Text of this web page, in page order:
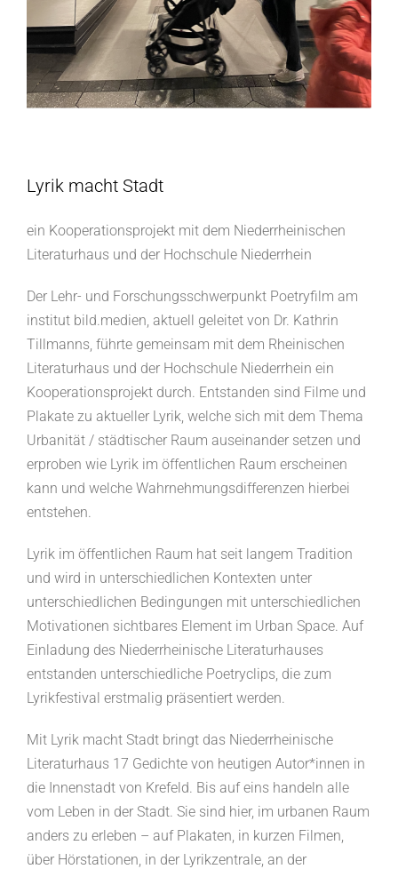
Lyrik macht Stadt
ein Kooperationsprojekt mit dem Niederrheinischen
Literaturhaus und der Hochschule Niederrhein
Der Lehr- und Forschungsschwerpunkt Poetryfilm am
institut bild.medien, aktuell geleitet von Dr. Kathrin
Tillmanns, führte gemeinsam mit dem Rheinischen
Literaturhaus und der Hochschule Niederrhein ein
Kooperationsprojekt durch. Entstanden sind Filme und
Plakate zu aktueller Lyrik, welche sich mit dem Thema
Urbanität / städtischer Raum auseinander setzen und
erproben wie Lyrik im öffentlichen Raum erscheinen
kann und welche Wahrnehmungsdifferenzen hierbei
entstehen.
Lyrik im öffentlichen Raum hat seit langem Tradition
und wird in unterschiedlichen Kontexten unter
unterschiedlichen Bedingungen mit unterschiedlichen
Motivationen sichtbares Element im Urban Space. Auf
Einladung des Niederrheinische Literaturhauses
entstanden unterschiedliche Poetryclips, die zum
Lyrikfestival erstmalig präsentiert werden.
​​​​​​​​​Mit Lyrik macht Stadt bringt das Niederrheinische
Literaturhaus 17 Gedichte von heutigen Autor*innen in
die Innenstadt von Krefeld. Bis auf eins handeln alle
vom Leben in der Stadt. Sie sind hier, im urbanen Raum
anders zu erleben – auf Plakaten, in kurzen Filmen,
über Hörstationen, in der Lyrikzentrale, an der